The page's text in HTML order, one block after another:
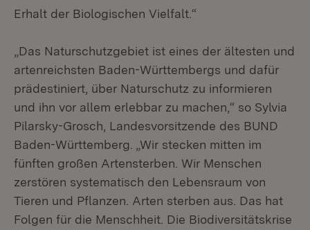
Erhalt der Biologischen Vielfalt.“
„Das Naturschutzgebiet ist eines der ältesten und
artenreichsten Baden-Württembergs und dafür
prädestiniert, über Naturschutz zu informieren
und ihn vor allem erlebbar zu machen,“ so Sylvia
Pilarsky-Grosch, Landesvorsitzende des BUND
Baden-Württemberg. „Wir stecken mitten im
fünften großen Artensterben. Wir Menschen
zerstören systematisch den Lebensraum von
Tieren und Pflanzen. Arten sterben aus. Das hat
Folgen für die Menschheit. Die Biodiversitätskrise